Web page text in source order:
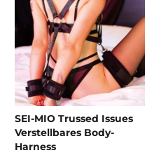
SEI-MIO Trussed Issues
Verstellbares Body-
Harness